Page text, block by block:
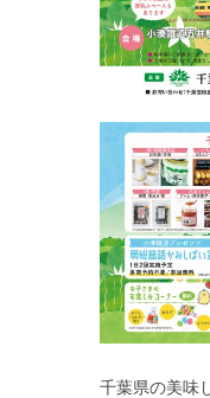
千葉県の美味